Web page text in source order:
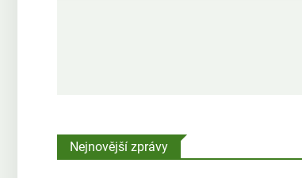
Nejnovější zprávy